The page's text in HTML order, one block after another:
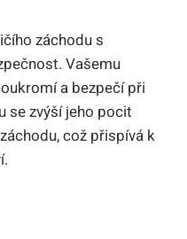
záchodu s
Vašemu
a bezpečí při
se zvýší jeho pocit
což přispívá k